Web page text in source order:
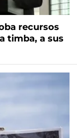
recursos
timba, a sus